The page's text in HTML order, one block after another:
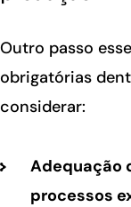
Outro passo
obrigatórias
considerar:
Adequação
processos